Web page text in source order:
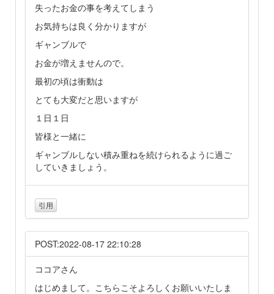
失ったお金の事を考えてしまう
お気持ちは良く分かりますが
ギャンブルで
お金が増えませんので。
最初の頃は衝動は
とても大変だと思いますが
１日１日
皆様と一緒に
ギャンブルしない積み重ねを続けられるように過ご
していきましょう。
引用
POST:2022-08-17 22:10:28
ココアさん
はじめまして。こちらこそよろしくお願いいたしま